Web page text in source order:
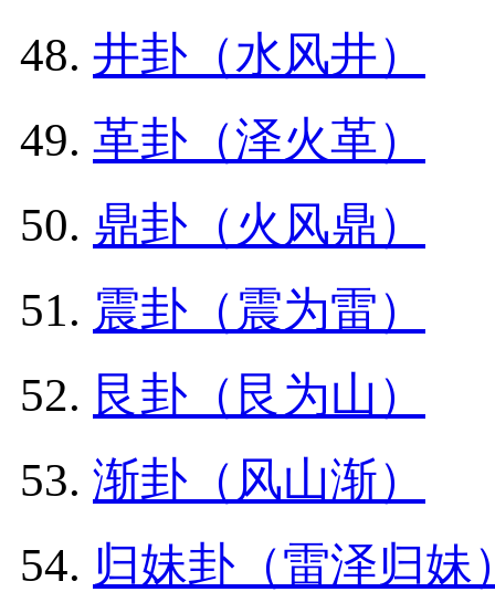
井卦（水风井）
革卦（泽火革）
鼎卦（火风鼎）
震卦（震为雷）
艮卦（艮为山）
渐卦（风山渐）
归妹卦（雷泽归妹